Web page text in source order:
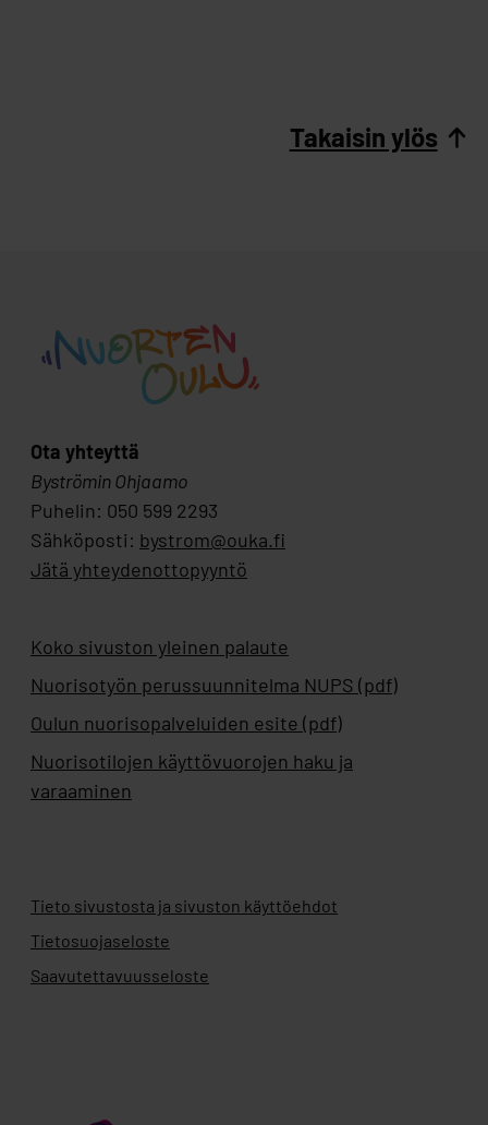
Takaisin ylös
Ota yhteyttä
Byströmin Ohjaamo
Puhelin: 050 599 2293
Sähköposti: bystrom@ouka.fi
Jätä yhteydenottopyyntö
Koko sivuston yleinen palaute
Nuorisotyön perussuunnitelma NUPS (pdf)
Oulun nuorisopalveluiden esite (pdf)
Nuorisotilojen käyttövuorojen haku ja
varaaminen
Tieto sivustosta ja sivuston käyttöehdot
Tietosuojaseloste
Saavutettavuusseloste